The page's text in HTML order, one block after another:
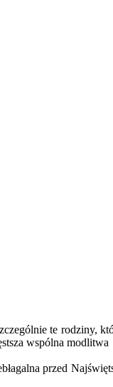
te rodziny,
wspólna
przed